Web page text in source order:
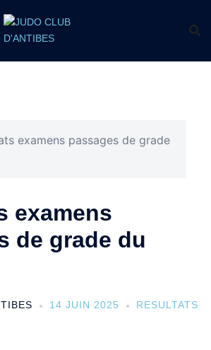
examens passages de grade
examens
de grade du
14 JUIN 2025 RESULTATS